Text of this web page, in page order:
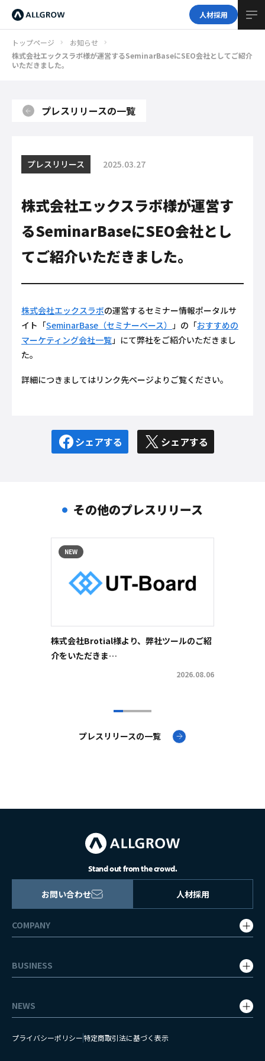
人材採用
トップページ
お知らせ
株式会社エックスラボ様が運営するSeminarBaseにSEO会社としてご紹介
いただきました。
プレスリリースの一覧
プレスリリース 2025.03.27
株式会社エックスラボ様が運営す
るSeminarBaseにSEO会社とし
てご紹介いただきました。
株式会社エックスラボの運営するセミナー情報ポータルサ
イト「SeminarBase（セミナーベース） 」の「おすすめの
マーケティング会社一覧」にて弊社をご紹介いただきまし
た。
詳細につきましてはリンク先ページよりご覧ください。
シェアする シェアする
その他のプレスリリース
NEW
株式会社Brotial様より、弊社ツールのご紹
介をいただきま…
2026.08.06
プレスリリースの一覧
Stand out from the crowd.
お問い合わせ 人材採用
COMPANY
社会貢献
BUSINESS
システム開発
NEWS
プレスリリース
プライバシーポリシー特定商取引法に基づく表示